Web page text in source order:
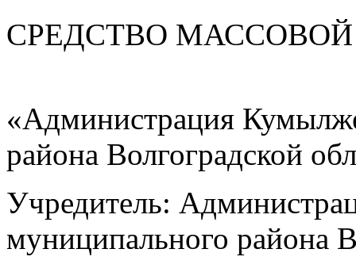
СРЕДСТВО
«Администрация
района Волгоградской
Учредитель:
муниципального района